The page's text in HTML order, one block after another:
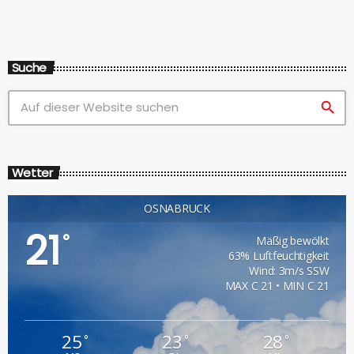
Suche
search
Wetter
OSNABRÜCK
21 °
Mäßig bewölkt
63% Luftfeuchtigkeit
Wind: 3m/s SSW
MAX C 21 • MIN C 21
25° 23° 28°